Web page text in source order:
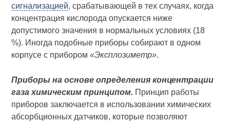
сигнализацией, срабатывающей в тех случаях, когда
концентрация кислорода опускается ниже
допустимого значения в нормальных условиях (18
%). Иногда подобные приборы собирают в одном
корпусе с прибором«Эксплозиметр».
Приборы на основе определения концентрации
газа химическим принципом. Принцип работы
приборов заключается в использовании химических
абсорбционных датчиков, которые позволяют